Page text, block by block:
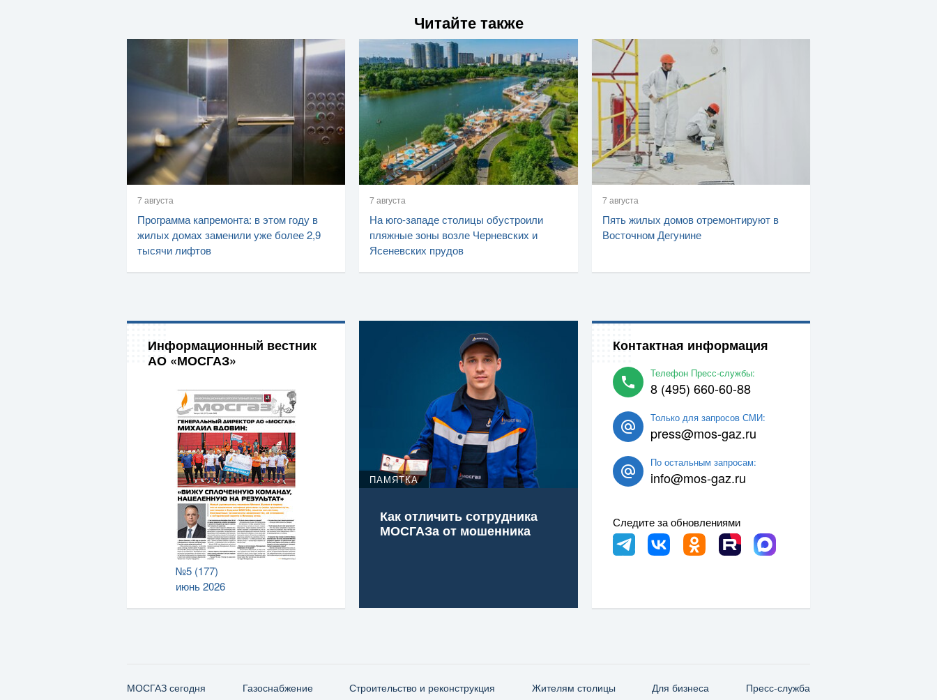
Читайте также
7 августа
Программа капремонта: в этом году в
жилых домах заменили уже более 2,9
тысячи лифтов
7 августа
На юго-западе столицы обустроили
пляжные зоны возле Черневских и
Ясеневских прудов
7 августа
Пять жилых домов отремонтируют в
Восточном Дегунине
Информационный вестник
АО «МОСГАЗ»
№5 (177)
июнь 2026
ПАМЯТКА
Как отличить сотрудника
МОСГАЗа от мошенника
Контактная информация
Телефон Пресс-службы:
8 (495) 660-60-88
Только для запросов СМИ:
press@mos-gaz.ru
По остальным запросам:
info@mos-gaz.ru
Следите за обновлениями
МОСГАЗ сегодня Газо­снабжение Строительство и реконструкция Жителям столицы Для бизнеса Пресс-служба